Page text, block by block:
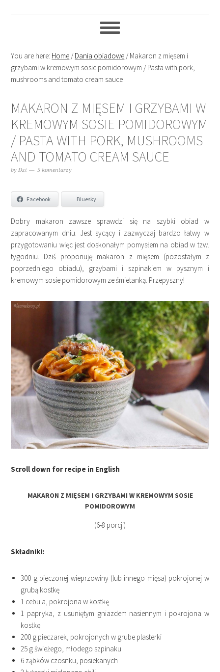
You are here: Home /Dania obiadowe /Makaron z mięsem i
grzybami w kremowym sosie pomidorowym / Pasta with pork,
mushrooms and tomato cream sauce
MAKARON Z MIĘSEM I GRZYBAMI W
KREMOWYM SOSIE POMIDOROWYM
/ PASTA WITH PORK, MUSHROOMS
AND TOMATO CREAM SAUCE
byDzi 5 komentarzy
Facebook Bluesky
Dobry makaron zawsze sprawdzi się na szybki obiad w
zapracowanym dniu. Jest sycący i zazwyczaj bardzo łatwy w
przygotowaniu więc jest doskonałym pomysłem na obiad w tzw.
tygodniu. Dziś proponuję makaron z mięsem (pozostałym z
poprzedniego obiadu), grzybami i szpinakiem w pysznym i
kremowym sosie pomidorowym ze śmietanką. Przepyszny!
Scroll down for recipe in English
MAKARON Z MIĘSEM I GRZYBAMI W KREMOWYM SOSIE
POMIDOROWYM
(6-8 porcji)
Składniki:
300 g pieczonej wieprzowiny (lub innego mięsa) pokrojonej w
grubą kostkę
1 cebula, pokrojona w kostkę
1 papryka, z usuniętym gniazdem nasiennym i pokrojona w
kostkę
200 g pieczarek, pokrojonych w grube plasterki
25 g świeżego, młodego szpinaku
6 ząbków czosnku, posiekanych